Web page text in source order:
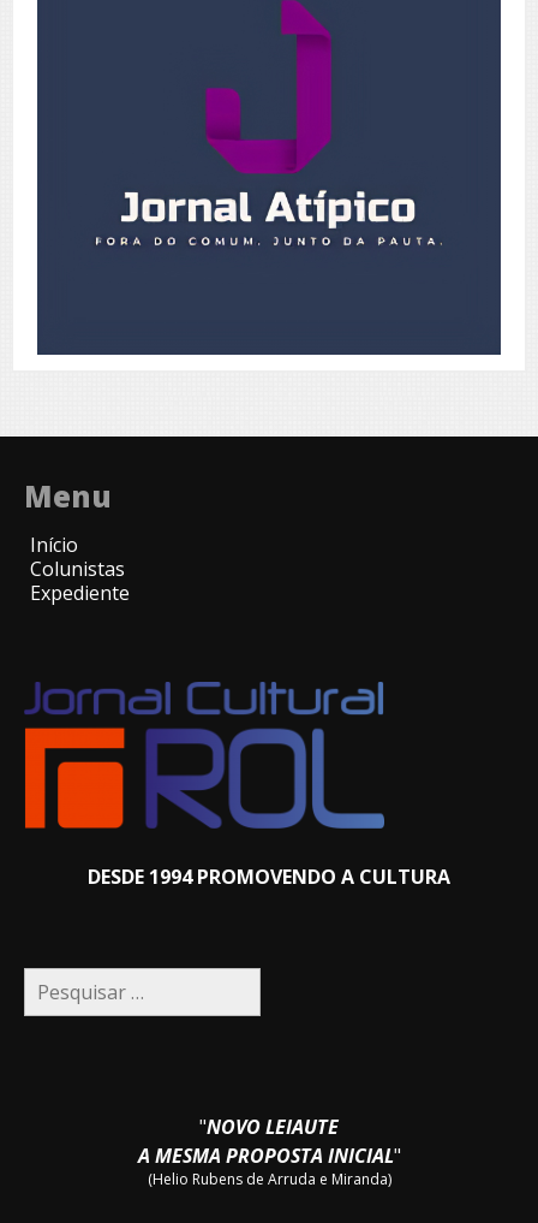
Menu
Início
Colunistas
Expediente
DESDE 1994 PROMOVENDO A CULTURA
Pesquisar
por:
"NOVO LEIAUTE
A MESMA PROPOSTA INICIAL"
(Helio Rubens de Arruda e Miranda)